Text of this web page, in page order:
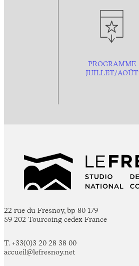
PROGRAMME
JUILLET/AOÛT
22 rue du Fresnoy, bp 80 179
59 202 Tourcoing cedex France
T. +33(0)3 20 28 38 00
accueil@lefresnoy.net